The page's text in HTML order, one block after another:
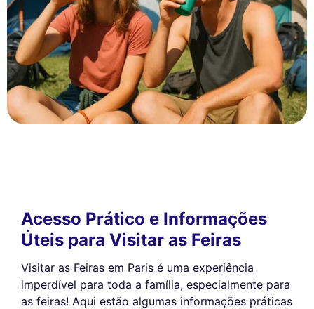
Acesso Prático e Informações
Úteis para Visitar as Feiras
Visitar as Feiras em Paris é uma experiência
imperdível para toda a família, especialmente para
as feiras! Aqui estão algumas informações práticas